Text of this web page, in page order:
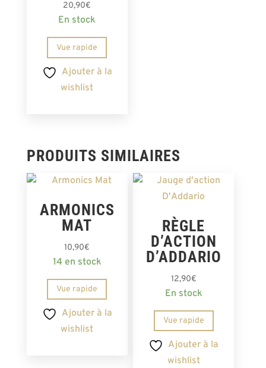
20,90€
En stock
Vue rapide
Ajouter à la
wishlist
PRODUITS SIMILAIRES
ARMONICS
MAT
10,90€
14 en stock
Vue rapide
Ajouter à la
wishlist
RÈGLE
D’ACTION
D’ADDARIO
12,90€
En stock
Vue rapide
Ajouter à la
wishlist